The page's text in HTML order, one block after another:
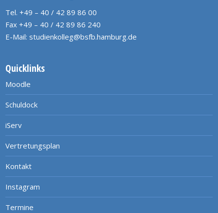
Tel. +49 – 40 / 42 89 86 00
Fax +49 – 40 / 42 89 86 240
E-Mail: studienkolleg@bsfb.hamburg.de
Quicklinks
Moodle
Schuldock
iServ
Vertretungsplan
Kontakt
Instagram
Termine